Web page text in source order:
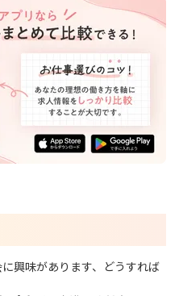
興味があります、どうすれば